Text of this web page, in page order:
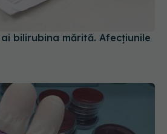
bilirubina mărită. Afecțiunile